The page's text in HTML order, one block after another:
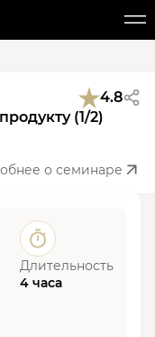
4.8
(1/2)
о семинаре
Длительность
4 часа